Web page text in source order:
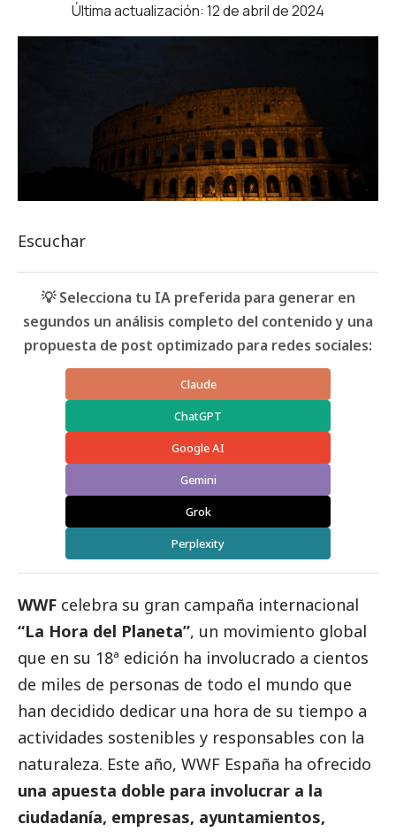
Última actualización: 12 de abril de 2024
Escuchar
💡 Selecciona tu IA preferida para generar en
segundos un análisis completo del contenido y una
propuesta de post optimizado para redes sociales:
Claude
ChatGPT
Google AI
Gemini
Grok
Perplexity
WWF celebra su gran campaña internacional
“La Hora del Planeta”, un movimiento global
que en su 18ª edición ha involucrado a cientos
de miles de personas de todo el mundo que
han decidido dedicar una hora de su tiempo a
actividades sostenibles y responsables con la
naturaleza. Este año, WWF España ha ofrecido
una apuesta doble para involucrar a la
ciudadanía, empresas, ayuntamientos,